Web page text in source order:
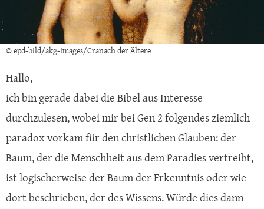
© epd-bild/akg-images/Cranach der Ältere
Hallo,
ich bin gerade dabei die Bibel aus Interesse
durchzulesen, wobei mir bei Gen 2 folgendes ziemlich
paradox vorkam für den christlichen Glauben: der
Baum, der die Menschheit aus dem Paradies vertreibt,
ist logischerweise der Baum der Erkenntnis oder wie
dort beschrieben, der des Wissens. Würde dies dann